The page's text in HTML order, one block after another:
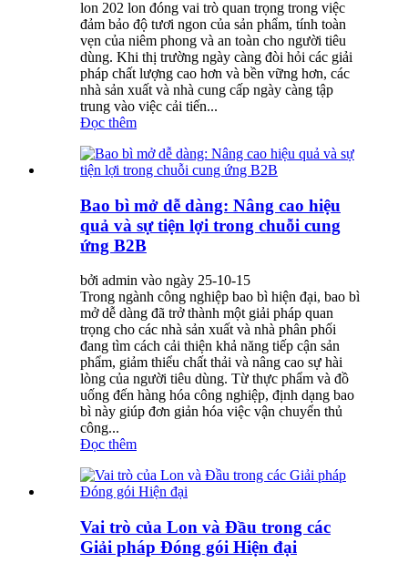
lon 202 lon đóng vai trò quan trọng trong việc
đảm bảo độ tươi ngon của sản phẩm, tính toàn
vẹn của niêm phong và an toàn cho người tiêu
dùng. Khi thị trường ngày càng đòi hỏi các giải
pháp chất lượng cao hơn và bền vững hơn, các
nhà sản xuất và nhà cung cấp ngày càng tập
trung vào việc cải tiến...
Đọc thêm
Bao bì mở dễ dàng: Nâng cao hiệu
quả và sự tiện lợi trong chuỗi cung
ứng B2B
bởi admin vào ngày 25-10-15
Trong ngành công nghiệp bao bì hiện đại, bao bì
mở dễ dàng đã trở thành một giải pháp quan
trọng cho các nhà sản xuất và nhà phân phối
đang tìm cách cải thiện khả năng tiếp cận sản
phẩm, giảm thiểu chất thải và nâng cao sự hài
lòng của người tiêu dùng. Từ thực phẩm và đồ
uống đến hàng hóa công nghiệp, định dạng bao
bì này giúp đơn giản hóa việc vận chuyển thủ
công...
Đọc thêm
Vai trò của Lon và Đầu trong các
Giải pháp Đóng gói Hiện đại